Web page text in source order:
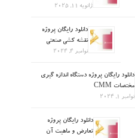
ژانویه 11, 2025
دانلود رایگان پروژه
نقشه کشی صنعتی
نوامبر 4, 2024
دانلود رایگان پروژه دستگاه اندازه گیری
مختصات CMM
نوامبر 1, 2024
دانلود رایگان پروژه
تعارض و ماهیت آن